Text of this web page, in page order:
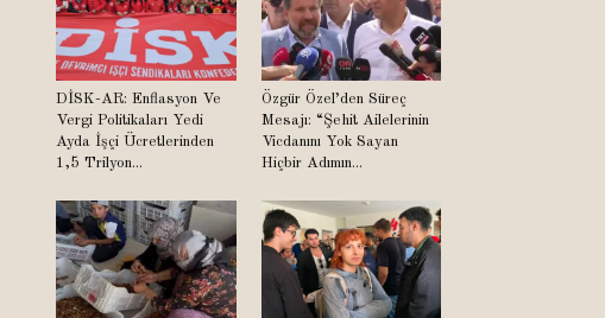
DİSK-AR: Enflasyon Ve
Vergi Politikaları Yedi
Ayda İşçi Ücretlerinden
1,5 Trilyon...
Özgür Özel’den Süreç
Mesajı: “Şehit Ailelerinin
Vicdanını Yok Sayan
Hiçbir Adımın...